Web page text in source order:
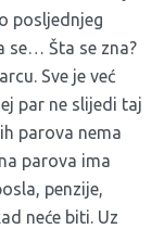
posljednjeg
se… Šta se zna?
Sve je već
par ne slijedi taj
parova nema
parova ima
penzije,
neće biti. Uz